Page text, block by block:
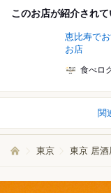
このお店が紹介され
恵比寿で
お店
食べロ
関
東京 東京 居酒